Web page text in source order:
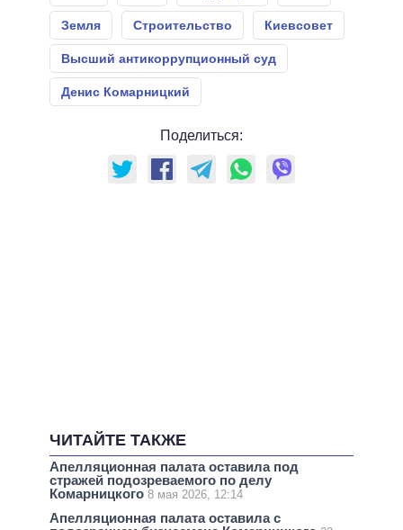
Земля Строительство Киевсовет
Высший антикоррупционный суд
Денис Комарницкий
Поделиться:
ЧИТАЙТЕ ТАКЖЕ
Апелляционная палата оставила под
стражей подозреваемого по делу
Комарницкого 8 мая 2026, 12:14
Апелляционная палата оставила с